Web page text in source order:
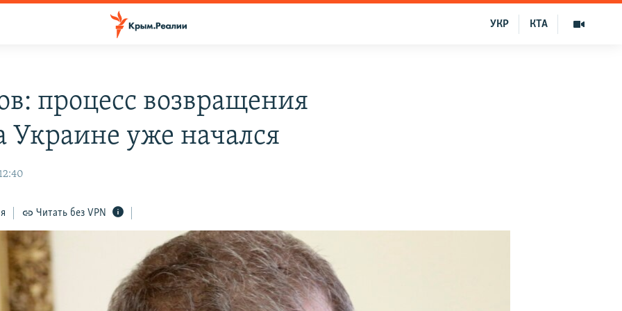
КТА
УКР
процесс возвращения
уже начался
Читать без VPN